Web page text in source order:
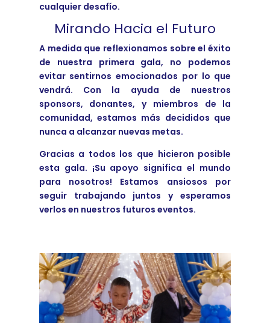
cualquier desafío.
Mirando Hacia el Futuro
A medida que reflexionamos sobre el éxito
de nuestra primera gala, no podemos
evitar sentirnos emocionados por lo que
vendrá. Con la ayuda de nuestros
sponsors, donantes, y miembros de la
comunidad, estamos más decididos que
nunca a alcanzar nuevas metas.
Gracias a todos los que hicieron posible
esta gala. ¡Su apoyo significa el mundo
para nosotros! Estamos ansiosos por
seguir trabajando juntos y esperamos
verlos en nuestros futuros eventos.